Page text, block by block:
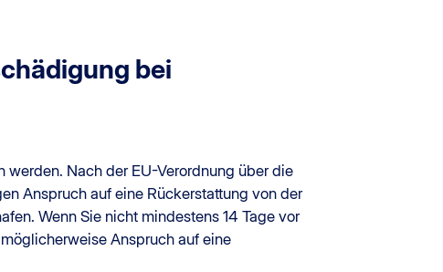
bei
Nach der EU-Verordnung über die
Anspruch auf eine Rückerstattung von der
Wenn Sie nicht mindestens 14 Tage vor
Anspruch auf eine